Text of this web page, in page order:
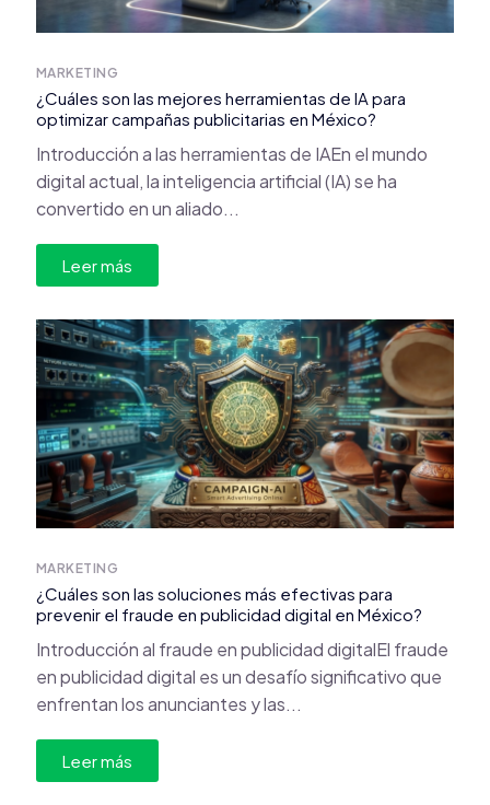
MARKETING
¿Cuáles son las mejores herramientas de IA para
optimizar campañas publicitarias en México?
Introducción a las herramientas de IAEn el mundo
digital actual, la inteligencia artificial (IA) se ha
convertido en un aliado...
Leer más
MARKETING
¿Cuáles son las soluciones más efectivas para
prevenir el fraude en publicidad digital en México?
Introducción al fraude en publicidad digitalEl fraude
en publicidad digital es un desafío significativo que
enfrentan los anunciantes y las...
Leer más